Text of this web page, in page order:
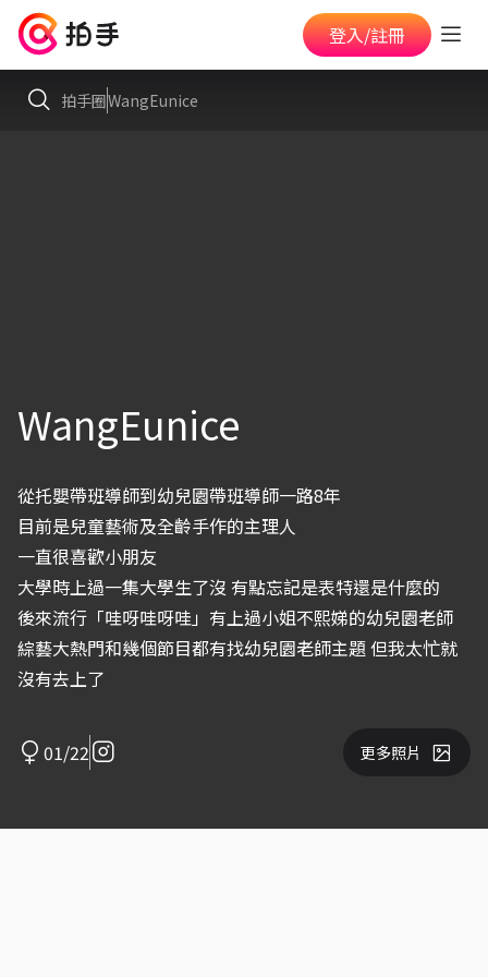
登入/註冊
拍手圈WangEunice
WangEunice
從托嬰帶班導師到幼兒園帶班導師一路8年
目前是兒童藝術及全齡手作的主理人
一直很喜歡小朋友
大學時上過一集大學生了沒 有點忘記是表特還是什麼的
後來流行「哇呀哇呀哇」有上過小姐不熙娣的幼兒園老師
綜藝大熱門和幾個節目都有找幼兒園老師主題 但我太忙就
沒有去上了
01/22 更多照片